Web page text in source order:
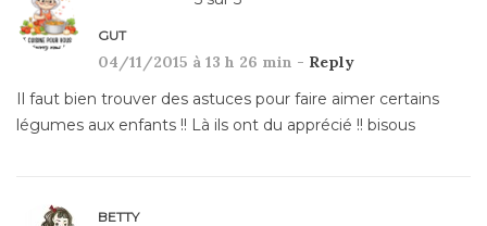
GUT
04/11/2015 à 13 h 26 min - Reply
Il faut bien trouver des astuces pour faire aimer certains
légumes aux enfants !! Là ils ont du apprécié !! bisous
BETTY